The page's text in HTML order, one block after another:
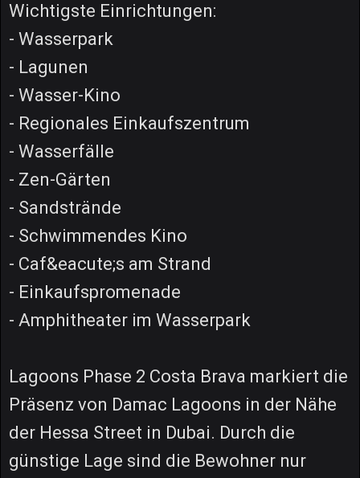
Wichtigste Einrichtungen:
- Wasserpark
- Lagunen
- Wasser-Kino
- Regionales Einkaufszentrum
- Wasserfälle
- Zen-Gärten
- Sandstrände
- Schwimmendes Kino
- Caf&eacute;s am Strand
- Einkaufspromenade
- Amphitheater im Wasserpark
Lagoons Phase 2 Costa Brava markiert die
Präsenz von Damac Lagoons in der Nähe
der Hessa Street in Dubai. Durch die
günstige Lage sind die Bewohner nur